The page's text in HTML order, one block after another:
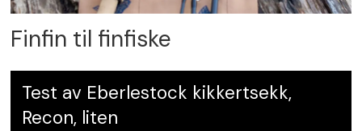
Finfin til finfiske
Test av Eberlestock kikkertsekk,
Recon, liten